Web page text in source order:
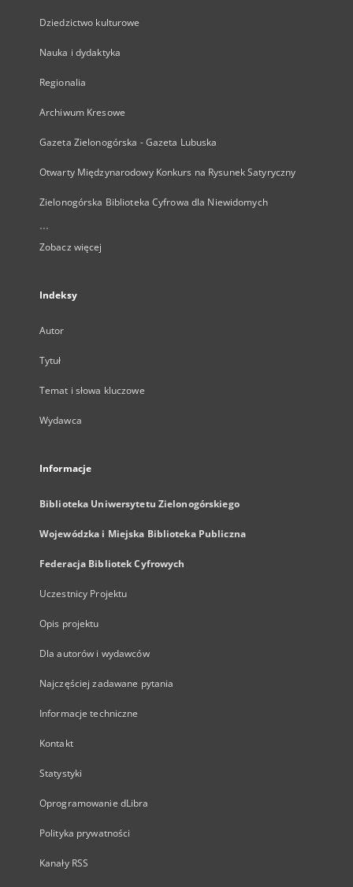
Dziedzictwo kulturowe
Nauka i dydaktyka
Regionalia
Archiwum Kresowe
Gazeta Zielonogórska - Gazeta Lubuska
Otwarty Międzynarodowy Konkurs na Rysunek Satyryczny
Zielonogórska Biblioteka Cyfrowa dla Niewidomych
...
Zobacz więcej
Indeksy
Autor
Tytuł
Temat i słowa kluczowe
Wydawca
Informacje
Biblioteka Uniwersytetu Zielonogórskiego
Wojewódzka i Miejska Biblioteka Publiczna
Federacja Bibliotek Cyfrowych
Uczestnicy Projektu
Opis projektu
Dla autorów i wydawców
Najczęściej zadawane pytania
Informacje techniczne
Kontakt
Statystyki
Oprogramowanie dLibra
Polityka prywatności
Kanały RSS